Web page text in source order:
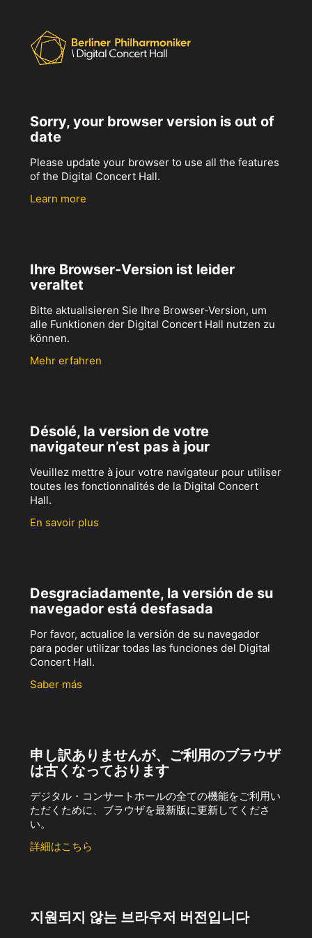
Sorry, your browser version is out of
date
Please update your browser to use all the features
of the Digital Concert Hall.
Learn more
Ihre Browser-Version ist leider
veraltet
Bitte aktualisieren Sie Ihre Browser-Version, um
alle Funktionen der Digital Concert Hall nutzen zu
können.
Mehr erfahren
Désolé, la version de votre
navigateur n’est pas à jour
Veuillez mettre à jour votre navigateur pour utiliser
toutes les fonctionnalités de la Digital Concert
Hall.
En savoir plus
Desgraciadamente, la versión de su
navegador está desfasada
Por favor, actualice la versión de su navegador
para poder utilizar todas las funciones del Digital
Concert Hall.
Saber más
申し訳ありませんが、ご利用のブラウザ
は古くなっております
デジタル・コンサートホールの全ての機能をご利用い
ただくために、ブラウザを最新版に更新してくださ
い。
詳細はこちら
지원되지 않는 브라우저 버전입니다